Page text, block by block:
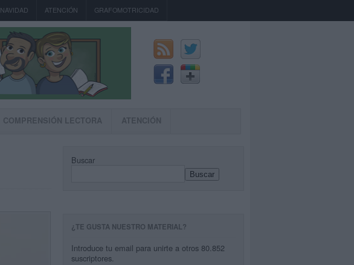
NAVIDAD ATENCIÓN GRAFOMOTRICIDAD
COMPRENSIÓN LECTORA ATENCIÓN
Buscar
Buscar
¿TE GUSTA NUESTRO MATERIAL?
Introduce tu email para unirte a otros 80.852
suscriptores.